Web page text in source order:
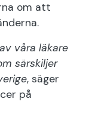
om att
våra läkare
särskiljer
, säger
på